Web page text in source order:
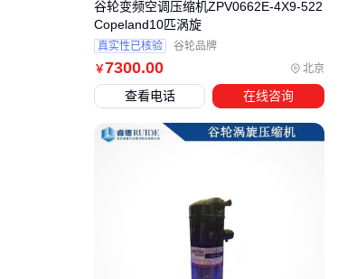
￥7300.00 北京
谷轮变频空调压缩机ZPV0662E-4X9-522
Copeland10匹涡旋
真实性已核验 谷轮品牌
查看电话 在线咨询